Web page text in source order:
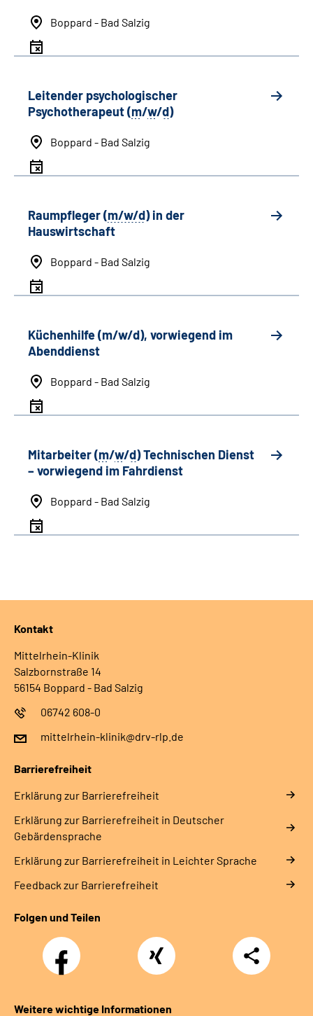
Boppard - Bad Salzig
Leitender psychologischer
Psychotherapeut (m/w/d)
Boppard - Bad Salzig
Raumpfleger (m/w/d) in der
Hauswirtschaft
Boppard - Bad Salzig
Küchenhilfe (m/w/d), vorwiegend im
Abenddienst
Boppard - Bad Salzig
Mitarbeiter (m/w/d) Technischen Dienst
– vorwiegend im Fahrdienst
Boppard - Bad Salzig
Kontakt
Mittelrhein-Klinik
Salzbornstraße 14
56154 Boppard - Bad Salzig
06742 608-0
mittelrhein-klinik@drv-rlp.de
Barrierefreiheit
Erklärung zur Barrierefreiheit
Erklärung zur Barrierefreiheit in Deutscher
Gebärdensprache
Erklärung zur Barrierefreiheit in Leichter Sprache
Feedback zur Barrierefreiheit
Folgen und Teilen
Facebook Xing
Teilen
Weitere wichtige Informationen